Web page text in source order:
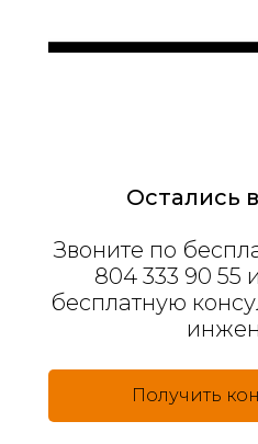
Остались
Звоните по
804 333 90 55
бесплатную
Получить